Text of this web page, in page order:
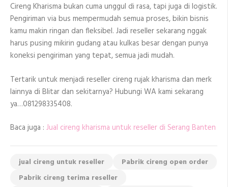
Cireng Kharisma bukan cuma unggul di rasa, tapi juga di logistik.
Pengiriman via bus mempermudah semua proses, bikin bisnis
kamu makin ringan dan fleksibel. Jadi reseller sekarang nggak
harus pusing mikirin gudang atau kulkas besar dengan punya
koneksi pengiriman yang tepat, semua jadi mudah.
Tertarik untuk menjadi reseller cireng rujak kharisma dan merk
lainnya di Blitar dan sekitarnya? Hubungi WA kami sekarang
ya…081298335408.
Baca juga : Jual cireng kharisma untuk reseller di Serang Banten
jual cireng untuk reseller
Pabrik cireng open order
Pabrik cireng terima reseller